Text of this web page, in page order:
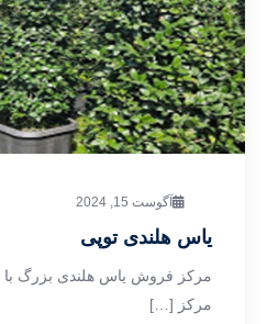
آگوست 15, 2024
یاس هلندی توپی
مرکز فروش یاس هلندی بزرگ با
مرکز […]